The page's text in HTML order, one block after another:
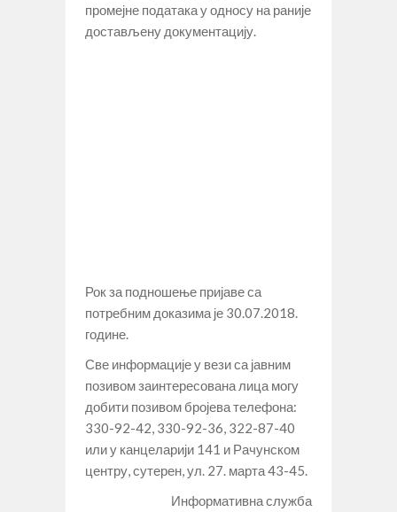
промејне података у односу на раније
достављену документацију.
Рок за подношење пријаве са
потребним доказима је 30.07.2018.
године.
Све информације у вези са јавним
позивом заинтересована лица могу
добити позивом бројева телефона:
330-92-42, 330-92-36, 322-87-40
или у канцеларији 141 и Рачунском
центру, сутерен, ул. 27. марта 43-45.
Информативна служба